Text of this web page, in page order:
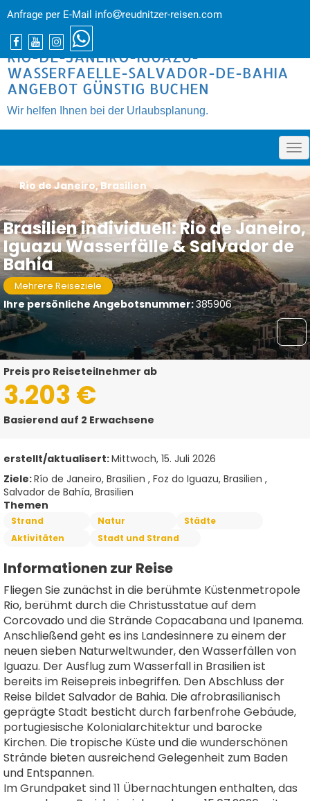
Anfrage per E-Mail info reudnitzer-reisen.com
RIO-DE-JANEIRO-IGUAZU-
WASSERFAELLE-SALVADOR-DE-BAHIA
ANGEBOT GÜNSTIG BUCHEN
Wir helfen Ihnen bei der Urlaubsplanung.
�